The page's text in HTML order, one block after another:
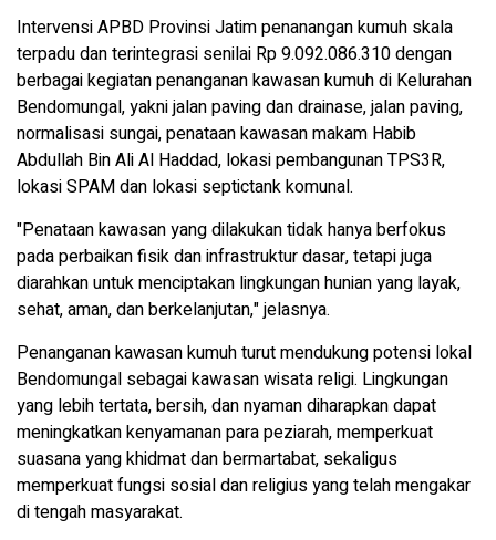
Intervensi APBD Provinsi Jatim penanangan kumuh skala
terpadu dan terintegrasi senilai Rp 9.092.086.310 dengan
berbagai kegiatan penanganan kawasan kumuh di Kelurahan
Bendomungal, yakni jalan paving dan drainase, jalan paving,
normalisasi sungai, penataan kawasan makam Habib
Abdullah Bin Ali Al Haddad, lokasi pembangunan TPS3R,
lokasi SPAM dan lokasi septictank komunal.
"Penataan kawasan yang dilakukan tidak hanya berfokus
pada perbaikan fisik dan infrastruktur dasar, tetapi juga
diarahkan untuk menciptakan lingkungan hunian yang layak,
sehat, aman, dan berkelanjutan," jelasnya.
Penanganan kawasan kumuh turut mendukung potensi lokal
Bendomungal sebagai kawasan wisata religi. Lingkungan
yang lebih tertata, bersih, dan nyaman diharapkan dapat
meningkatkan kenyamanan para peziarah, memperkuat
suasana yang khidmat dan bermartabat, sekaligus
memperkuat fungsi sosial dan religius yang telah mengakar
di tengah masyarakat.